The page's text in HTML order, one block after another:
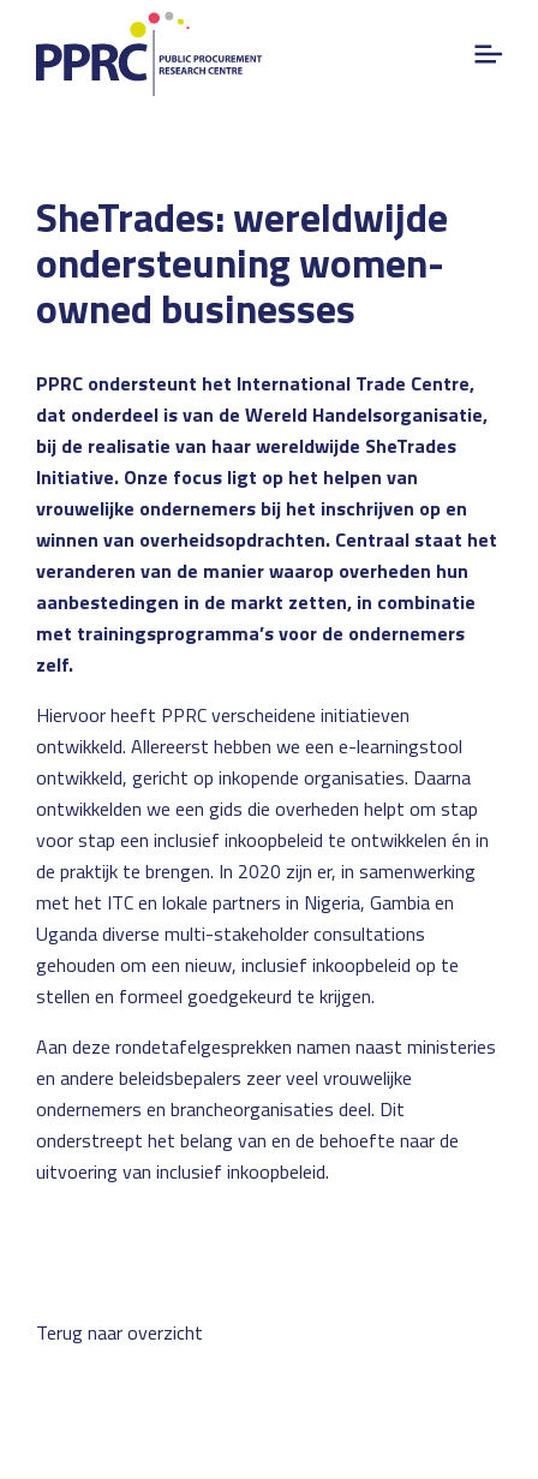
SheTrades: wereldwijde
ondersteuning women-
owned businesses
PPRC ondersteunt het International Trade Centre,
dat onderdeel is van de Wereld Handelsorganisatie,
bij de realisatie van haar wereldwijde SheTrades
Initiative. Onze focus ligt op het helpen van
vrouwelijke ondernemers bij het inschrijven op en
winnen van overheidsopdrachten. Centraal staat het
veranderen van de manier waarop overheden hun
aanbestedingen in de markt zetten, in combinatie
met trainingsprogramma’s voor de ondernemers
zelf.
Hiervoor heeft PPRC verscheidene initiatieven
ontwikkeld. Allereerst hebben we een e-learningstool
ontwikkeld, gericht op inkopende organisaties. Daarna
ontwikkelden we een gids die overheden helpt om stap
voor stap een inclusief inkoopbeleid te ontwikkelen én in
de praktijk te brengen. In 2020 zijn er, in samenwerking
met het ITC en lokale partners in Nigeria, Gambia en
Uganda diverse multi-stakeholder consultations
gehouden om een nieuw, inclusief inkoopbeleid op te
stellen en formeel goedgekeurd te krijgen.
Aan deze rondetafelgesprekken namen naast ministeries
en andere beleidsbepalers zeer veel vrouwelijke
ondernemers en brancheorganisaties deel. Dit
onderstreept het belang van en de behoefte naar de
uitvoering van inclusief inkoopbeleid.
Terug naar overzicht